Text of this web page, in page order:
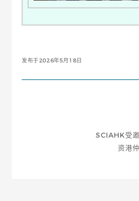
发布于2026年5月18日
SCIAHK受
资港